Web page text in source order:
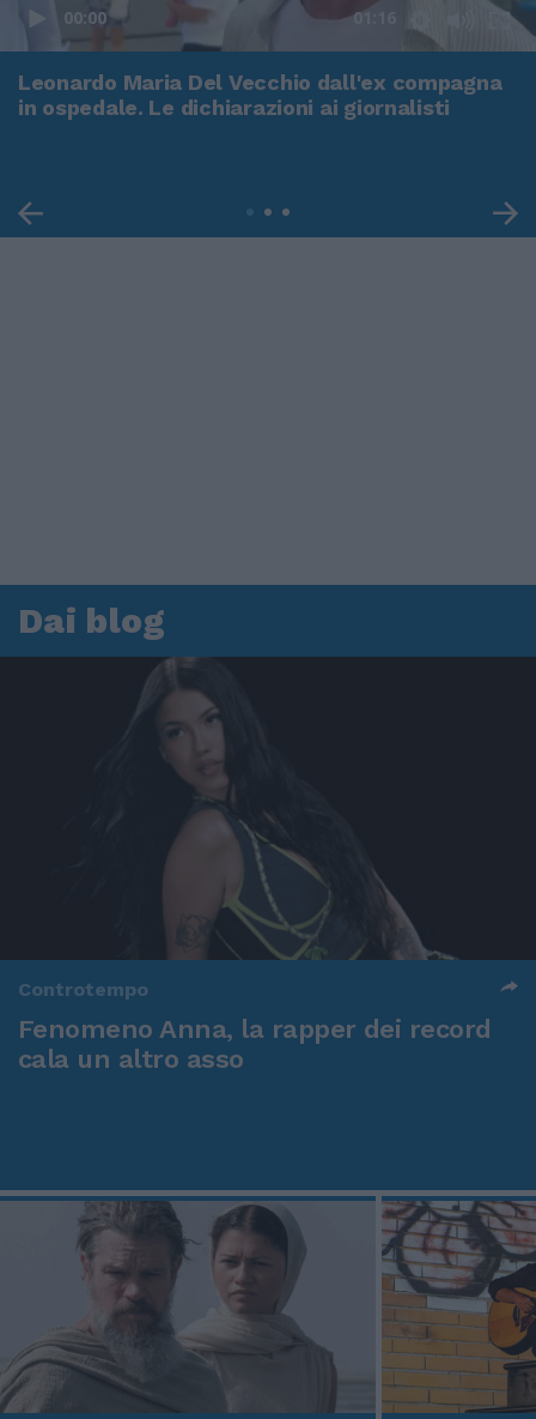
00:00 01:16
Leonardo Maria Del Vecchio dall'ex compagna
in ospedale. Le dichiarazioni ai giornalisti
Dai blog
Controtempo
Fenomeno Anna, la rapper dei record
cala un altro asso